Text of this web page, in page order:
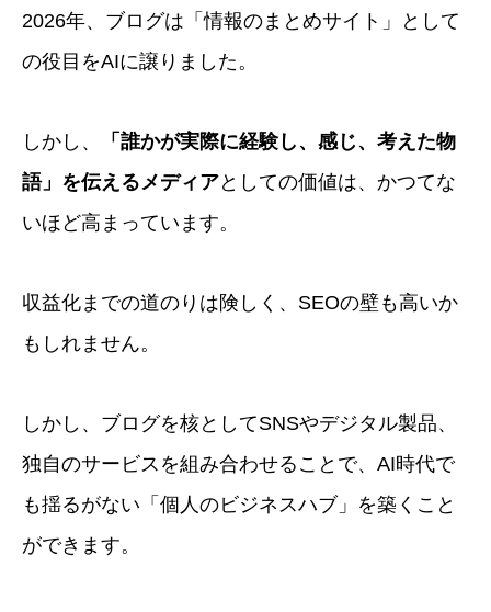
2026年、ブログは「情報のまとめサイト」として
の役目をAIに譲りました。
しかし、
「誰かが実際に経験し、感じ、考えた物
語」を伝えるメディアとしての価値は、かつてな
いほど高まっています。
収益化までの道のりは険しく、SEOの壁も高いか
もしれません。
しかし、ブログを核としてSNSやデジタル製品、
独自のサービスを組み合わせることで、AI時代で
も揺るがない「個人のビジネスハブ」を築くこと
ができます。